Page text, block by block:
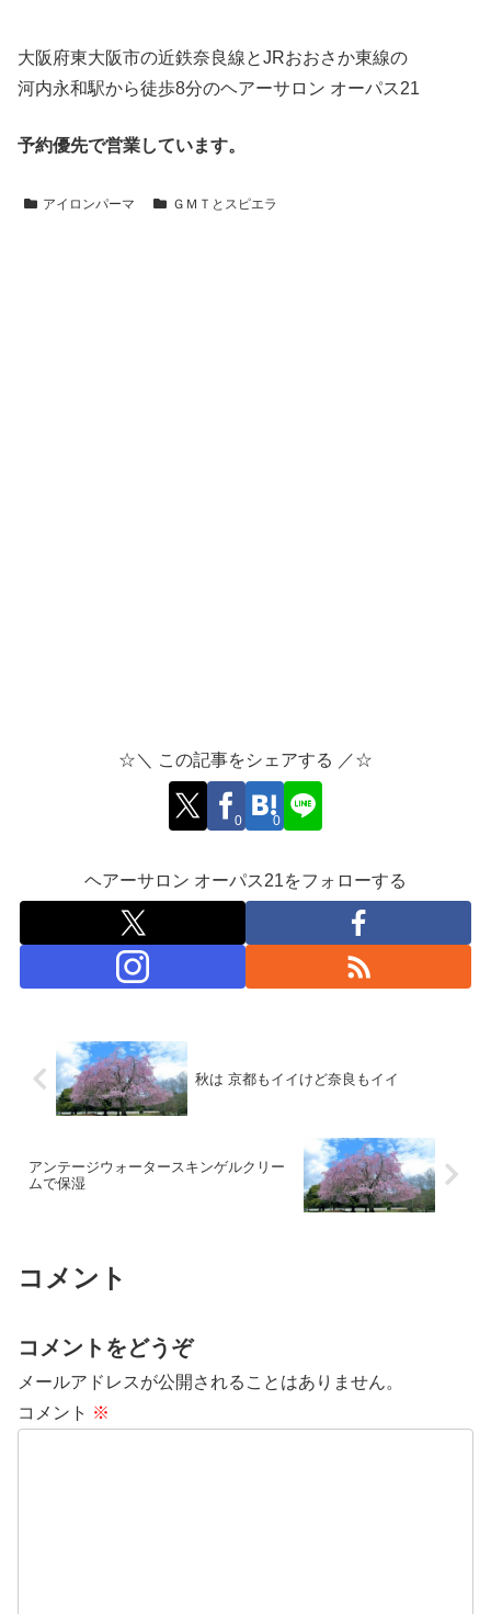
大阪府東大阪市の近鉄奈良線とJRおおさか東線の
河内永和駅から徒歩8分のヘアーサロン オーパス21
予約優先で営業しています。
アイロンパーマ ＧＭＴとスピエラ
☆＼ この記事をシェアする ／☆
0 0
ヘアーサロン オーパス21をフォローする
秋は 京都もイイけど奈良もイイ
アンテージウォータースキンゲルクリー
ムで保湿
コメント
コメントをどうぞ
メールアドレスが公開されることはありません。
コメント ※